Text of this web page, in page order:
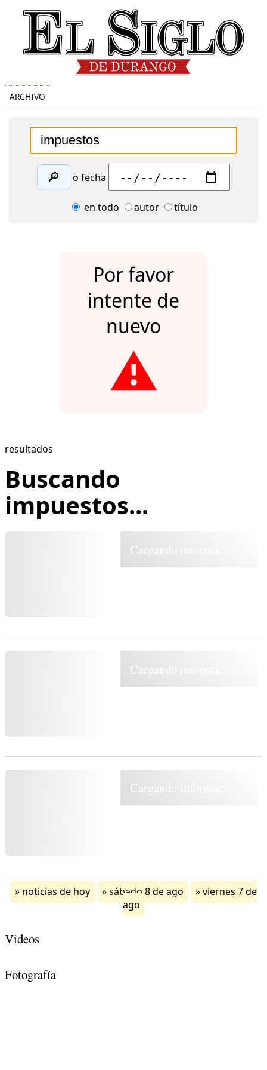
ARCHIVO
🔎 o fecha
en todo autor título
Por favor
intente de
nuevo
⚠️
resultados
Buscando
impuestos...
Cargando información...
Cargando información...
Cargando información...
noticias de hoy sábado 8 de ago
viernes 7 de
ago
Videos
Fotografía